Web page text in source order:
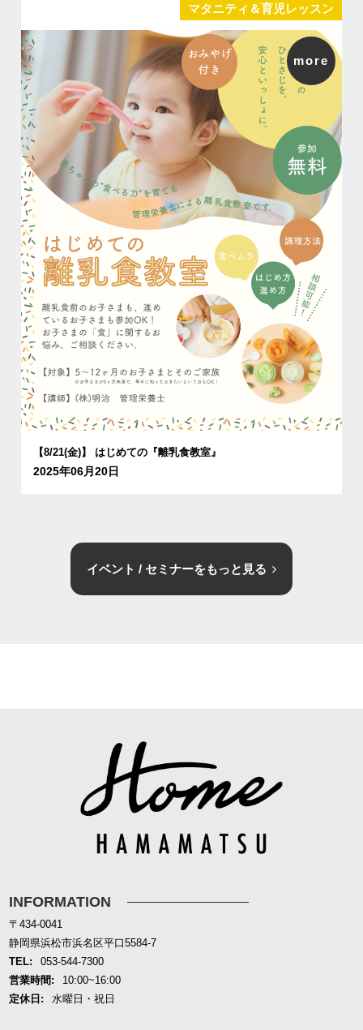
マタニティ＆育児レッスン
【8/21(金)】 はじめての『離乳食教室』
2025年06月20日
more
イベント / セミナーをもっと見る
INFORMATION
〒434-0041
静岡県浜松市浜名区平口5584-7
TEL:
053-544-7300
営業時間:
10:00~16:00
定休日:
水曜日・祝日